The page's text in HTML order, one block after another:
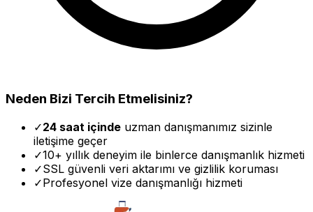
Neden Bizi Tercih Etmelisiniz?
✓24 saat içinde uzman danışmanımız sizinle
iletişime geçer
✓10+ yıllık deneyim ile binlerce danışmanlık hizmeti
✓SSL güvenli veri aktarımı ve gizlilik koruması
✓Profesyonel vize danışmanlığı hizmeti